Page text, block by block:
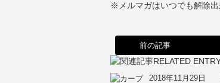
※メルマガはいつでも解除出
前の記事
2018年11月29日